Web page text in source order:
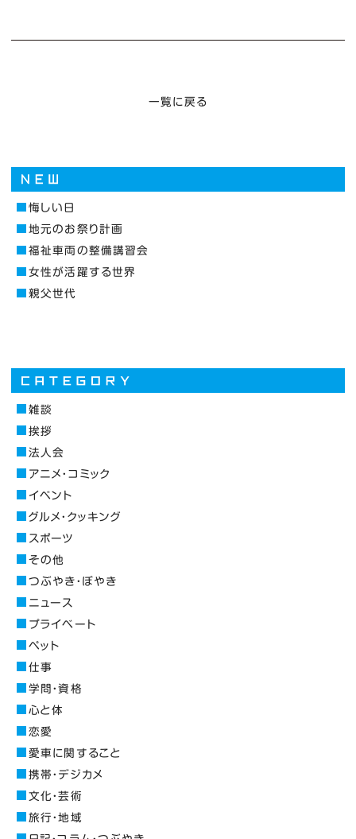
一覧に戻る
悔しい日
地元のお祭り計画
福祉車両の整備講習会
女性が活躍する世界
親父世代
雑談
挨拶
法人会
アニメ・コミック
イベント
グルメ・クッキング
スポーツ
その他
つぶやき・ぼやき
ニュース
プライベート
ペット
仕事
学問・資格
心と体
恋愛
愛車に関すること
携帯・デジカメ
文化・芸術
旅行・地域